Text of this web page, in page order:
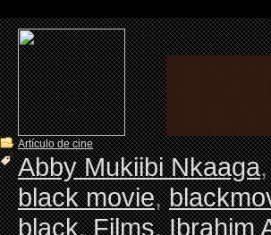
Artículo de cine
Abby Mukiibi Nkaaga
black movie,
black,Films,Ibrahim